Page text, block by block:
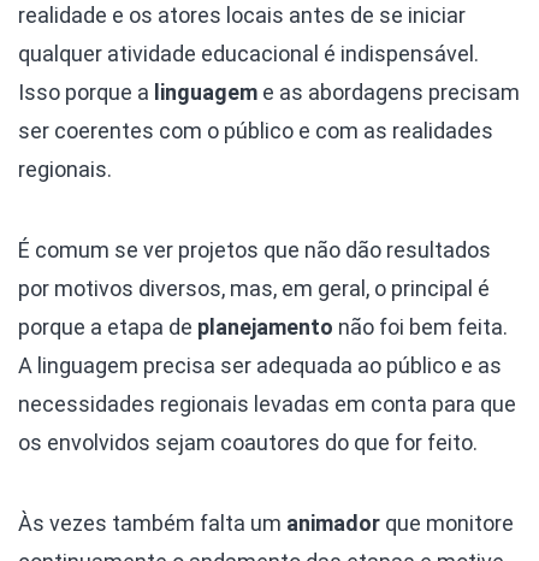
realidade e os atores locais antes de se iniciar
qualquer atividade educacional é indispensável.
Isso porque a linguagem e as abordagens precisam
ser coerentes com o público e com as realidades
regionais.
É comum se ver projetos que não dão resultados
por motivos diversos, mas, em geral, o principal é
porque a etapa de planejamento não foi bem feita.
A linguagem precisa ser adequada ao público e as
necessidades regionais levadas em conta para que
os envolvidos sejam coautores do que for feito.
Às vezes também falta um animador que monitore